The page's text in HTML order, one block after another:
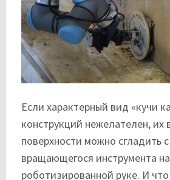
Если характерный вид «кучи
конструкций нежелателен, их
поверхности можно сгладить
вращающегося инструмента на
роботизированной руке. И